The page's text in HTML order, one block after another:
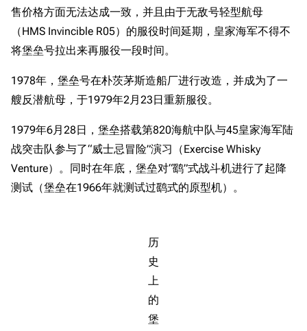
售价格方面无法达成一致，并且由于无敌号轻型航母
（HMS Invincible R05）的服役时间延期，皇家海军不得不
将堡垒号拉出来再服役一段时间。
1978年，堡垒号在朴茨茅斯造船厂进行改造，并成为了一
艘反潜航母，于1979年2月23日重新服役。
1979年6月28日，堡垒搭载第820海航中队与45皇家海军陆
战突击队参与了“威士忌冒险”演习（Exercise Whisky
Venture）。同时在年底，堡垒对“鹞”式战斗机进行了起降
测试（堡垒在1966年就测试过鹞式的原型机）。
历
史
上
的
堡